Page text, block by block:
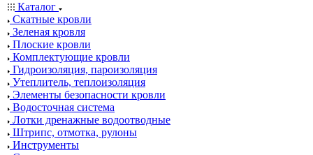
Каталог
Скатные кровли
Зеленая кровля
Плоские кровли
Комплектующие кровли
Гидроизоляция, пароизоляция
Утеплитель, теплоизоляция
Элементы безопасности кровли
Водосточная система
Лотки дренажные водоотводные
Штрипс, отмотка, рулоны
Инструменты